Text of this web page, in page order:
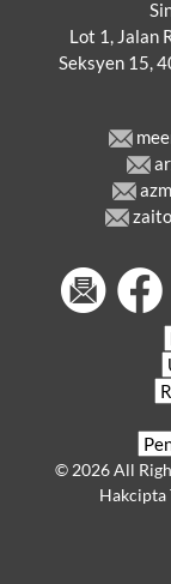
Lot 1, Jalan
Seksyen 15,
© 2026 All
Hakcipta